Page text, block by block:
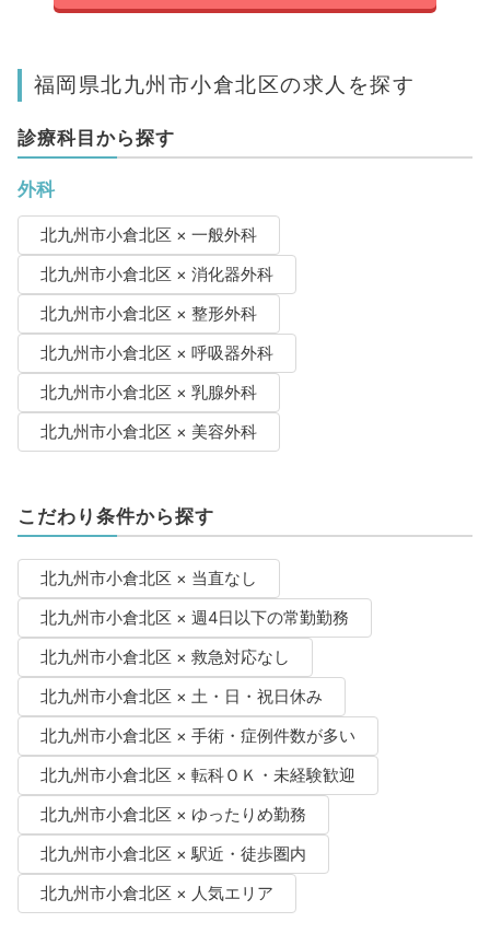
福岡県北九州市小倉北区の求人を探す
診療科目から探す
外科
北九州市小倉北区 × 一般外科
北九州市小倉北区 × 消化器外科
北九州市小倉北区 × 整形外科
北九州市小倉北区 × 呼吸器外科
北九州市小倉北区 × 乳腺外科
北九州市小倉北区 × 美容外科
こだわり条件から探す
北九州市小倉北区 × 当直なし
北九州市小倉北区 × 週4日以下の常勤勤務
北九州市小倉北区 × 救急対応なし
北九州市小倉北区 × 土・日・祝日休み
北九州市小倉北区 × 手術・症例件数が多い
北九州市小倉北区 × 転科ＯＫ・未経験歓迎
北九州市小倉北区 × ゆったりめ勤務
北九州市小倉北区 × 駅近・徒歩圏内
北九州市小倉北区 × 人気エリア